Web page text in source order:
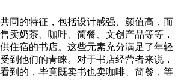
的特征，包括设计感强、颜值高，而
卖奶茶、咖啡、简餐、文创产品等等，
住宿的书店。这些元素充分满足了年轻
到他们的青睐。对于书店经营者来说，
到的，毕竟既卖书也卖咖啡、简餐，等